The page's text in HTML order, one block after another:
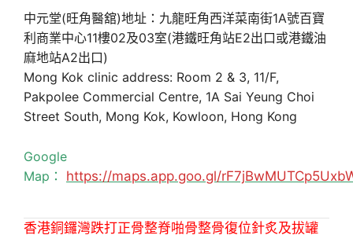
中元堂(旺角醫舘)地址：九龍旺角西洋菜南街1A號百寶
利商業中心11樓02及03室(港鐵旺角站E2出口或港鐵油
麻地站A2出口)
Mong Kok clinic address: Room 2 & 3, 11/F,
Pakpolee Commercial Centre, 1A Sai Yeung Choi
Street South, Mong Kok, Kowloon, Hong Kong
Google
Map： https://maps.app.goo.gl/
香港銅鑼灣跌打正骨整脊啪骨整骨復位針炙及拔罐